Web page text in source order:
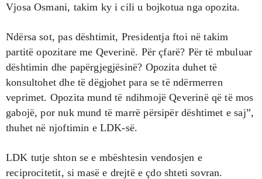
Vjosa Osmani, takim ky i cili u bojkotua nga opozita.
Ndërsa sot, pas dështimit, Presidentja ftoi në takim
partitë opozitare me Qeverinë. Për çfarë? Për të mbuluar
dështimin dhe papërgjegjësinë? Opozita duhet të
konsultohet dhe të dëgjohet para se të ndërmerren
veprimet. Opozita mund të ndihmojë Qeverinë që të mos
gabojë, por nuk mund të marrë përsipër dështimet e saj”,
thuhet në njoftimin e LDK-së.
LDK tutje shton se e mbështesin vendosjen e
reciprocitetit, si masë e drejtë e çdo shteti sovran.